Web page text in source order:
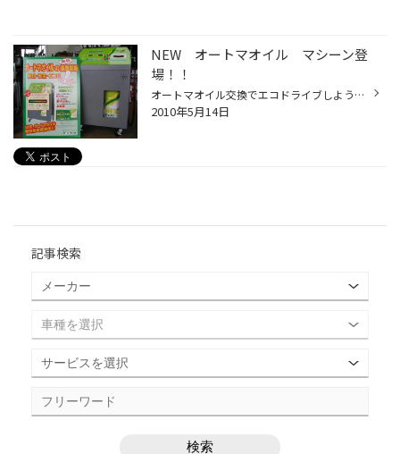
NEW オートマオイル マシーン登
場！！
オートマオイル交換でエコドライブしよう！！ タイヤ館酒田にNEWオートマオイルのマシーンが登場しました！！ その名は「エコダッシュ５」！ このNEWマシーンでは<<水分・気泡・粒子・温度・色素>>を 総合的に判断して、オイルの状態を確認できるんですヨ！ オイル交換と聞くと、エンジンオイルは思...
2010年5月14日
記事検索